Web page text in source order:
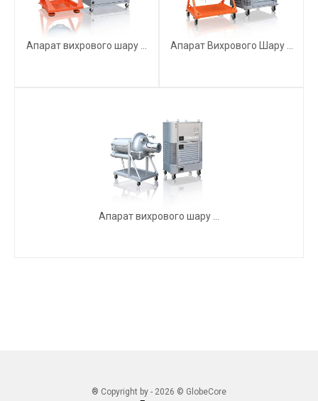
Апарат вихрового шару ... Апарат Вихрового Шару ...
Апарат вихрового шару ...
® Copyright by - 2026 © GlobeCore